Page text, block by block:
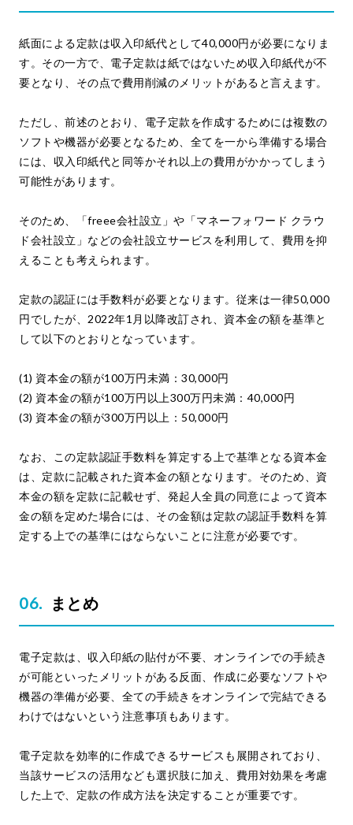
紙面による定款は収入印紙代として40,000円が必要になりま
す。その一方で、電子定款は紙ではないため収入印紙代が不
要となり、その点で費用削減のメリットがあると言えます。
ただし、前述のとおり、電子定款を作成するためには複数の
ソフトや機器が必要となるため、全てを一から準備する場合
には、収入印紙代と同等かそれ以上の費用がかかってしまう
可能性があります。
そのため、「freee会社設立」や「マネーフォワード クラウ
ド会社設立」などの会社設立サービスを利用して、費用を抑
えることも考えられます。
定款の認証には手数料が必要となります。従来は一律50,000
円でしたが、2022年1月以降改訂され、資本金の額を基準と
して以下のとおりとなっています。
(1) 資本金の額が100万円未満：30,000円
(2) 資本金の額が100万円以上300万円未満：40,000円
(3) 資本金の額が300万円以上：50,000円
なお、この定款認証手数料を算定する上で基準となる資本金
は、定款に記載された資本金の額となります。そのため、資
本金の額を定款に記載せず、発起人全員の同意によって資本
金の額を定めた場合には、その金額は定款の認証手数料を算
定する上での基準にはならないことに注意が必要です。
まとめ
電子定款は、収入印紙の貼付が不要、オンラインでの手続き
が可能といったメリットがある反面、作成に必要なソフトや
機器の準備が必要、全ての手続きをオンラインで完結できる
わけではないという注意事項もあります。
電子定款を効率的に作成できるサービスも展開されており、
当該サービスの活用なども選択肢に加え、費用対効果を考慮
した上で、定款の作成方法を決定することが重要です。